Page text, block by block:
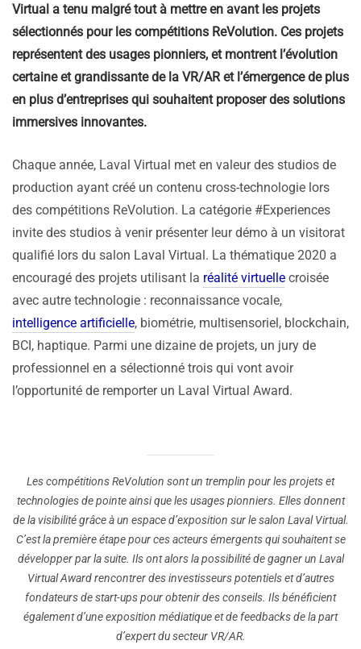
Virtual a tenu malgré tout à mettre en avant les projets
sélectionnés pour les compétitions ReVolution. Ces projets
représentent des usages pionniers, et montrent l’évolution
certaine et grandissante de la VR/AR et l’émergence de plus
en plus d’entreprises qui souhaitent proposer des solutions
immersives innovantes.
Chaque année, Laval Virtual met en valeur des studios de
production ayant créé un contenu cross-technologie lors
des compétitions ReVolution. La catégorie #Experiences
invite des studios à venir présenter leur démo à un visitorat
qualifié lors du salon Laval Virtual. La thématique 2020 a
encouragé des projets utilisant la réalité virtuelle croisée
avec autre technologie : reconnaissance vocale,
intelligence artificielle, biométrie, multisensoriel, blockchain,
BCI, haptique. Parmi une dizaine de projets, un jury de
professionnel en a sélectionné trois qui vont avoir
l’opportunité de remporter un Laval Virtual Award.
Les compétitions ReVolution sont un tremplin pour les projets et
technologies de pointe ainsi que les usages pionniers. Elles donnent
de la visibilité grâce à un espace d’exposition sur le salon Laval Virtual.
C’est la première étape pour ces acteurs émergents qui souhaitent se
développer par la suite. Ils ont alors la possibilité de gagner un Laval
Virtual Award rencontrer des investisseurs potentiels et d’autres
fondateurs de start-ups pour obtenir des conseils. Ils bénéficient
également d’une exposition médiatique et de feedbacks de la part
d’expert du secteur VR/AR.